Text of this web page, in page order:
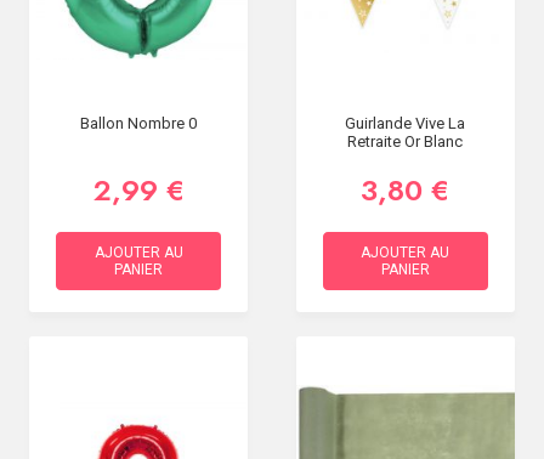
Ballon Nombre 0
2,99 €
AJOUTER AU
PANIER
Guirlande Vive La
Retraite Or Blanc
3,80 €
AJOUTER AU
PANIER